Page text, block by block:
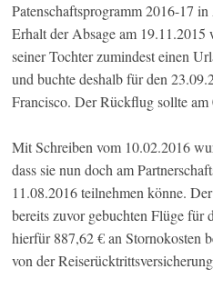
Patenschaftsprogramm 2016-17
Erhalt der Absage am
seiner Tochter zumindest einen
und buchte deshalb für den
Francisco. Der Rückflug sollte am
Mit Schreiben vom 10.02.2016
dass sie nun doch am
11.08.2016 teilnehmen könne.
bereits zuvor gebuchten Flüge für
hierfür 887,62 € an Stornokosten
von der